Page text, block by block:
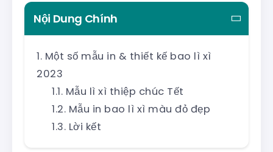
Nội Dung Chính
Một số mẫu in & thiết kế bao lì xì
2023
Mẫu lì xì thiệp chúc Tết
Mẫu in bao lì xì màu đỏ đẹp
Lời kết